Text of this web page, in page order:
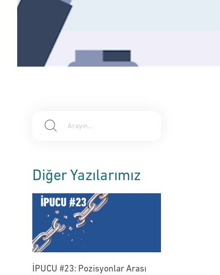
Diğer Yazılarımız
İPUCU #23: Pozisyonlar Arası